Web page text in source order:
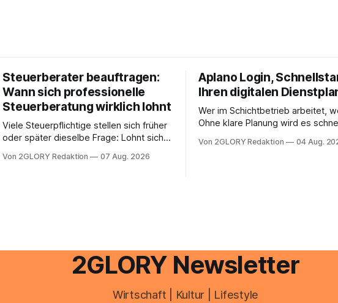
Steuerberater beauftragen:
Wann sich professionelle
Steuerberatung wirklich lohnt
Viele Steuerpflichtige stellen sich früher
oder später dieselbe Frage: Lohnt sich
sich die Steuererklärung auch in
zahlt sich professionelle Unterstützung
Von 2GLORY Redaktion 07 Aug. 2026
Aplano Login,
Ihren digitalen
Wer im Schichtbetrieb arbeitet,
Ohne klare Planung wird es
zentraler Zugangspunkt, um
Von 2GLORY Redaktion 04 Aug.
2GLORY Newsletter
Wirtschaft | Kultur | Lifestyle